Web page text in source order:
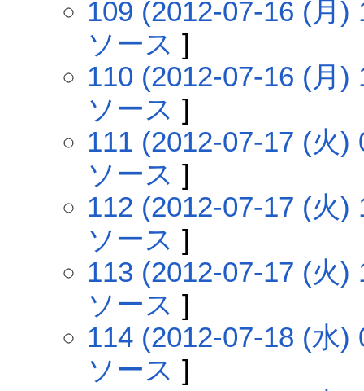
109 (2012-07-16 (月)
ソース ]
110 (2012-07-16 (月)
ソース ]
111 (2012-07-17 (火)
ソース ]
112 (2012-07-17 (火)
ソース ]
113 (2012-07-17 (火)
ソース ]
114 (2012-07-18 (水)
ソース ]